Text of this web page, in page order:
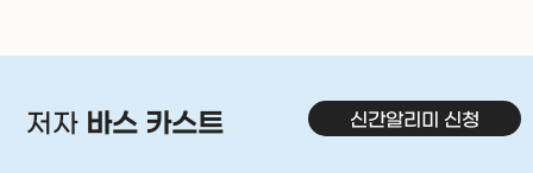
저자 바스 카스트 신간알리미 신청